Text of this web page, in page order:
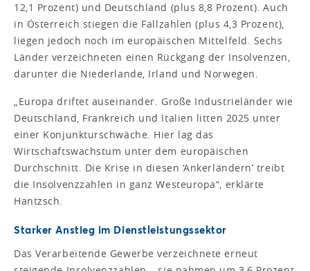
12,1 Prozent) und Deutschland (plus 8,8 Prozent). Auch
in Österreich stiegen die Fallzahlen (plus 4,3 Prozent),
liegen jedoch noch im europäischen Mittelfeld. Sechs
Länder verzeichneten einen Rückgang der Insolvenzen,
darunter die Niederlande, Irland und Norwegen.
„Europa driftet auseinander. Große Industrieländer wie
Deutschland, Frankreich und Italien litten 2025 unter
einer Konjunkturschwäche. Hier lag das
Wirtschaftswachstum unter dem europäischen
Durchschnitt. Die Krise in diesen ‘Ankerländern’ treibt
die Insolvenzzahlen in ganz Westeuropa“, erklärte
Hantzsch.
Starker Anstieg im Dienstleistungssektor
Das Verarbeitende Gewerbe verzeichnete erneut